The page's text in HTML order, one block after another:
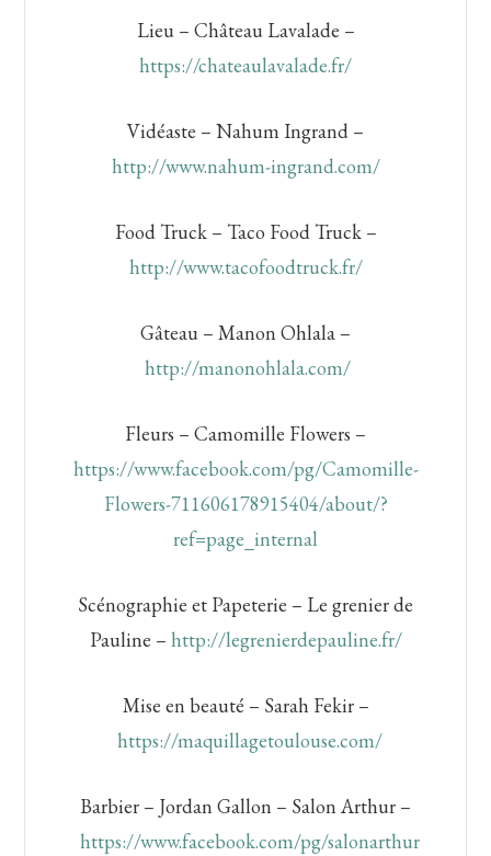
Lieu – Château Lavalade –
https://chateaulavalade.fr/
Vidéaste – Nahum Ingrand –
http://www.nahum-ingrand.com/
Food Truck – Taco Food Truck –
http://www.tacofoodtruck.fr/
Gâteau – Manon Ohlala –
http://manonohlala.com/
Fleurs – Camomille Flowers –
https://www.facebook.com/pg/Camomille-
Flowers-711606178915404/about/?
ref=page_internal
Scénographie et Papeterie – Le grenier de
Pauline – http://legrenierdepauline.fr/
Mise en beauté – Sarah Fekir –
https://maquillagetoulouse.com/
Barbier – Jordan Gallon – Salon Arthur –
https://www.facebook.com/pg/salonarthur